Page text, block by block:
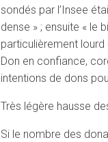
sondés par l’Insee
dense » ; ensuite « le
particulièrement
Don en confiance,
intentions de dons
Très légère hausse
Si le nombre des